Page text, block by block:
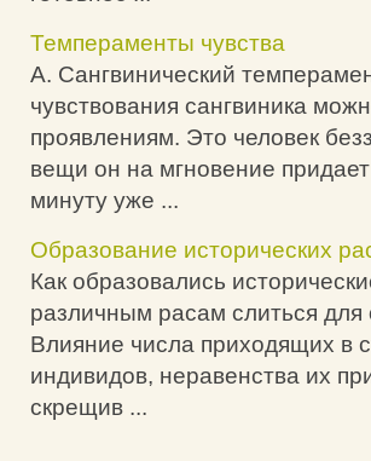
Темпераменты чувства
А. Сангвинический
чувствования сангвиника
проявлениям. Это человек
вещи он на мгновение
минуту уже ...
Образование исторических
Как образовались
различным расам слиться
Влияние числа приходящих в
индивидов, неравенства их
скрещив ...